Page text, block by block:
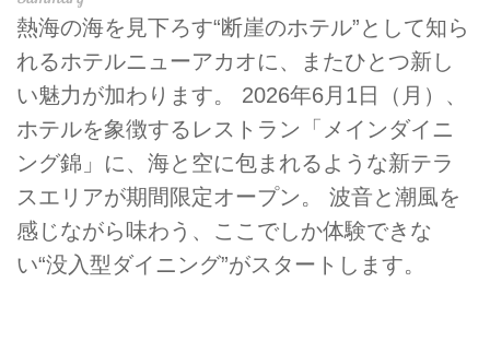
熱海の海を見下ろす“断崖のホテル”として知ら
れるホテルニューアカオに、またひとつ新し
い魅力が加わります。 2026年6月1日（月）、
ホテルを象徴するレストラン「メインダイニ
ング錦」に、海と空に包まれるような新テラ
スエリアが期間限定オープン。 波音と潮風を
感じながら味わう、ここでしか体験できな
い“没入型ダイニング”がスタートします。